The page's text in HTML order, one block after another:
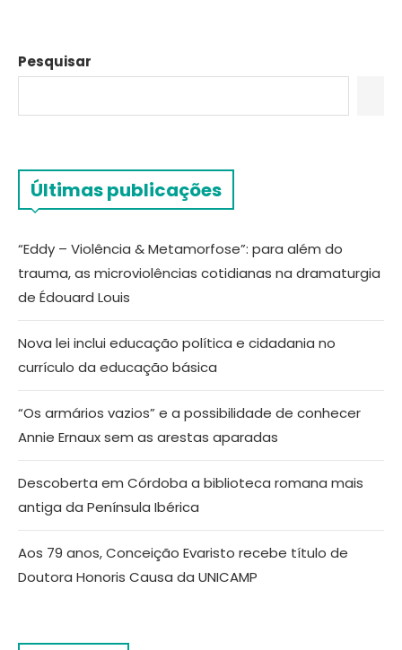
Pesquisar
Últimas publicações
“Eddy – Violência & Metamorfose”: para além do
trauma, as microviolências cotidianas na dramaturgia
de Édouard Louis
Nova lei inclui educação política e cidadania no
currículo da educação básica
“Os armários vazios” e a possibilidade de conhecer
Annie Ernaux sem as arestas aparadas
Descoberta em Córdoba a biblioteca romana mais
antiga da Península Ibérica
Aos 79 anos, Conceição Evaristo recebe título de
Doutora Honoris Causa da UNICAMP